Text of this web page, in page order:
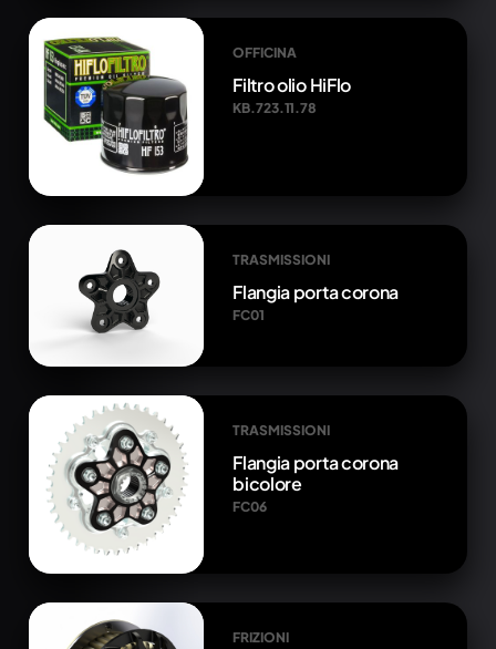
OFFICINA
Filtro olio HiFlo
KB.723.11.78
TRASMISSIONI
Flangia porta corona
FC01
TRASMISSIONI
Flangia porta corona
bicolore
FC06
FRIZIONI